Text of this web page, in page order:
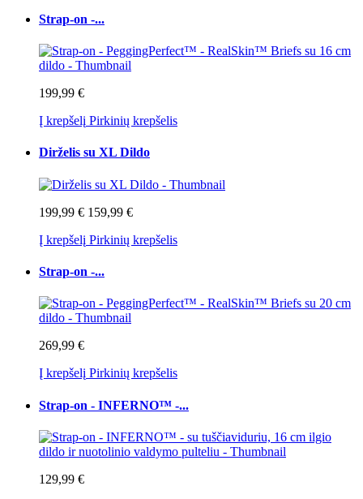
Strap-on -...
199,99 €
Į krepšelį Pirkinių krepšelis
Dirželis su XL Dildo
199,99 € 159,99 €
Į krepšelį Pirkinių krepšelis
Strap-on -...
269,99 €
Į krepšelį Pirkinių krepšelis
Strap-on - INFERNO™ -...
129,99 €